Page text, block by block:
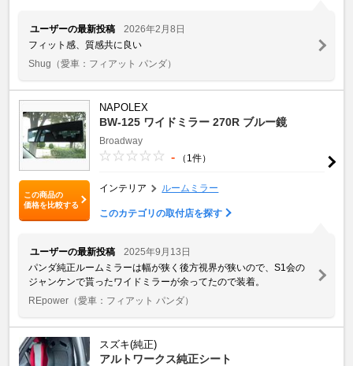
ユーザーの最新投稿
2026年2月8日
フィット感、質感共に良い
Shug （愛車：フィアット パンダ）
この商品の
価格を比較する
NAPOLEX
BW-125 ワイドミラー 270R ブルー鏡
Broadway
- （1件）
インテリア ルームミラー
このカテゴリの取付店を探す
ユーザーの最新投稿
2025年9月13日
パンダ純正ルームミラーは幅が狭く後方視界が狭いので、S1会の
ジャンケンで貰ったワイドミラーが余ってたので装着。
REpower （愛車：フィアット パンダ）
スズキ(純正)
アルトワークス純正シート